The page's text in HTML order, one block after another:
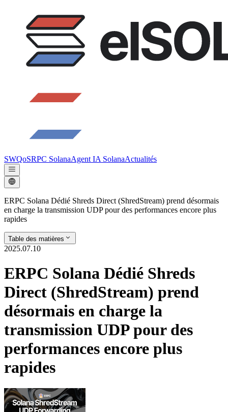
SWQoSRPC SolanaAgent IA SolanaActualités
ERPC Solana Dédié Shreds Direct (ShredStream) prend désormais
en charge la transmission UDP pour des performances encore plus
rapides
Table des matières
2025.07.10
ERPC Solana Dédié Shreds
Direct (ShredStream) prend
désormais en charge la
transmission UDP pour des
performances encore plus
rapides